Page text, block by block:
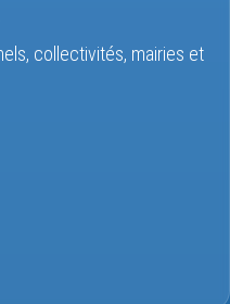
collectivités, mairies et